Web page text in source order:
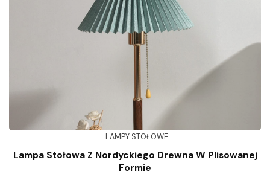
LAMPY STOŁOWE
Lampa Stołowa Z Nordyckiego Drewna W Plisowanej
Formie